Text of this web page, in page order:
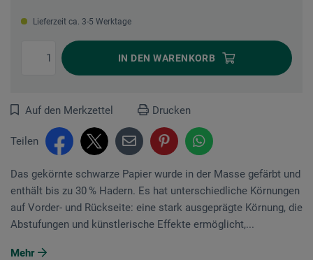
Lieferzeit ca. 3-5 Werktage
IN DEN WARENKORB
Auf den Merkzettel Drucken
Teilen
Das gekörnte schwarze Papier wurde in der Masse gefärbt und
enthält bis zu 30 % Hadern. Es hat unterschiedliche Körnungen
auf Vorder- und Rückseite: eine stark ausgeprägte Körnung, die
Abstufungen und künstlerische Effekte ermöglicht,...
Mehr